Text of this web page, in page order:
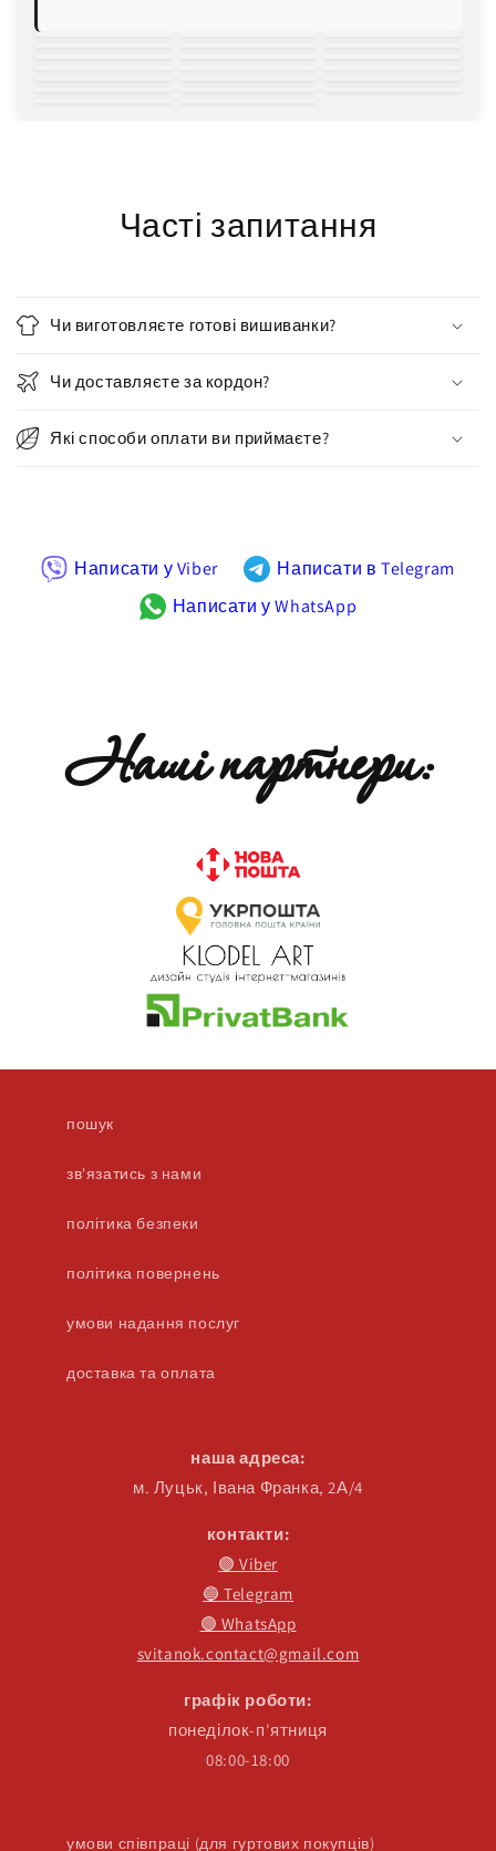
Часті запитання
Чи виготовляєте готові вишиванки?
Чи доставляєте за кордон?
Які способи оплати ви приймаєте?
Написати у Viber
Написати в Telegram
Написати у WhatsApp
Наші партнери:
пошук
зв'язатись з нами
політика безпеки
політика повернень
умови надання послуг
доставка та оплата
наша адреса:
м. Луцьк, Івана Франка, 2А/4
контакти:
🟣 Viber
🔵 Telegram
🟢 WhatsApp
svitanok.contact@gmail.com
графік роботи:
понеділок-п'ятниця
08:00-18:00
умови співпраці (для гуртових покупців)